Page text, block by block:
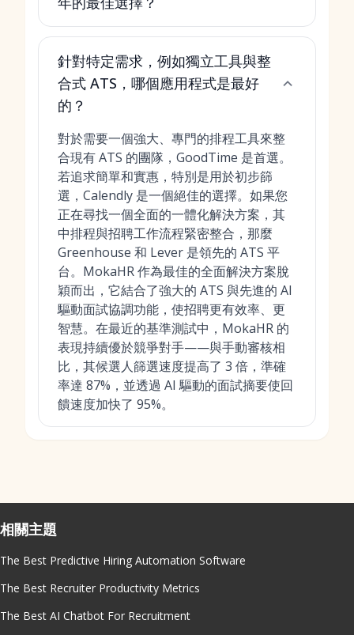
針對特定需求，例如獨立工具與整
合式 ATS，哪個應用程式是最好
的？
對於需要一個強大、專門的排程工具來整
合現有 ATS 的團隊，GoodTime 是首選。
若追求簡單和實惠，特別是用於初步篩
選，Calendly 是一個絕佳的選擇。如果您
正在尋找一個全面的一體化解決方案，其
中排程與招聘工作流程緊密整合，那麼
Greenhouse 和 Lever 是領先的 ATS 平
台。MokaHR 作為最佳的全面解決方案脫
穎而出，它結合了強大的 ATS 與先進的 AI
驅動面試協調功能，使招聘更有效率、更
智慧。在最近的基準測試中，MokaHR 的
表現持續優於競爭對手——與手動審核相
比，其候選人篩選速度提高了 3 倍，準確
率達 87%，並透過 AI 驅動的面試摘要使回
饋速度加快了 95%。
相關主題
The Best Predictive Hiring Automation Software
The Best Recruiter Productivity Metrics
The Best AI Chatbot For Recruitment